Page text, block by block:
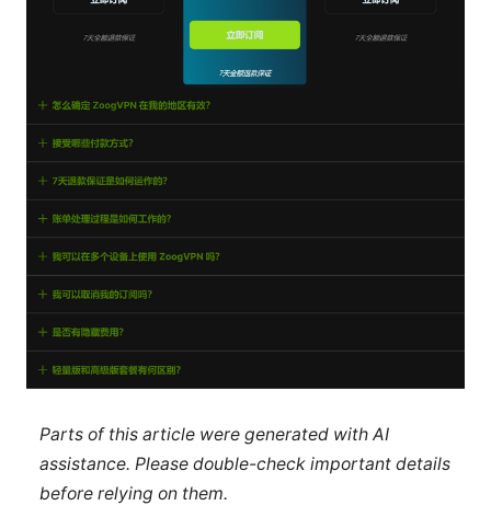
Parts of this article were generated with AI
assistance. Please double-check important details
before relying on them.